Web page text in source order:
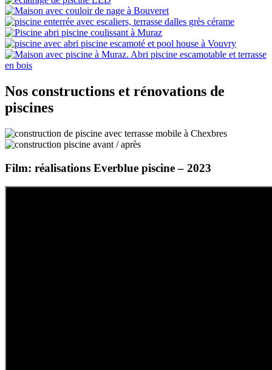
Nos constructions et rénovations de
piscines
Film: réalisations Everblue piscine – 2023